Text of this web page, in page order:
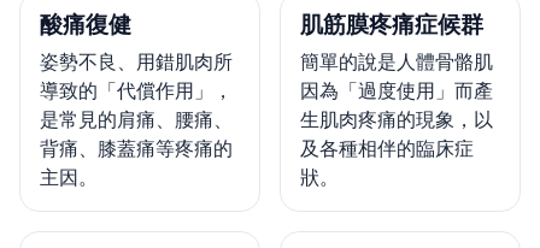
酸痛復健
姿勢不良、用錯肌肉所
導致的「代償作用」，
是常見的肩痛、腰痛、
背痛、膝蓋痛等疼痛的
主因。
肌筋膜疼痛症候群
簡單的說是人體骨骼肌
因為「過度使用」而產
生肌肉疼痛的現象，以
及各種相伴的臨床症
狀。